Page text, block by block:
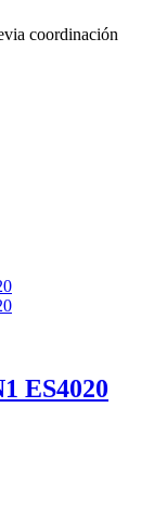
coordinación
ES4020